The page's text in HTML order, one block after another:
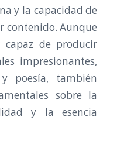
y la capacidad de
contenido. Aunque
de producir
impresionantes,
poesía, también
sobre la
y la esencia